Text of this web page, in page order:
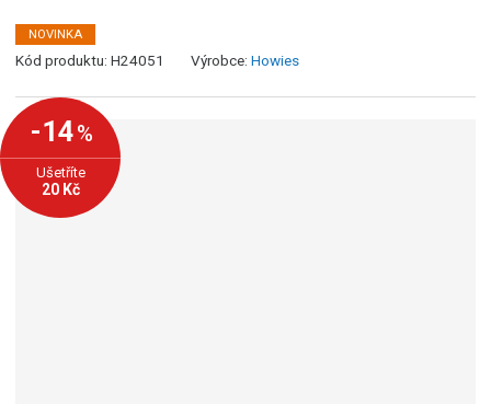
r
a
a
NOVINKA
Kód produktu:H24051 Výrobce:Howies
-14%
Ušetříte
20 Kč